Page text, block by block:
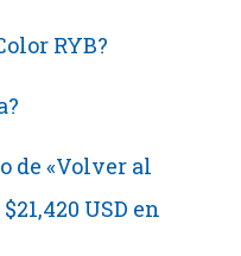
RYB?
de «Volver al
USD en